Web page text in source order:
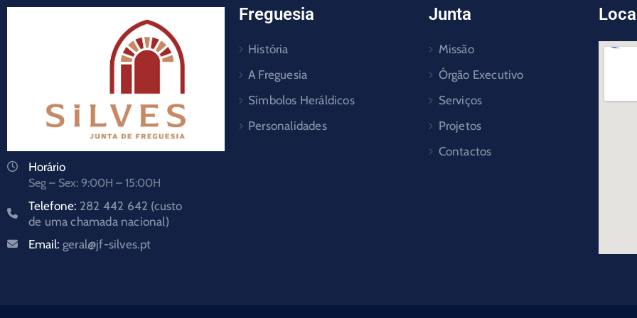
Horário
Seg – Sex: 9:00H – 15:00H
Telefone: 282 442 642 (custo
de uma chamada nacional)
Email: geral@jf-silves.pt
Freguesia
História
A Freguesia
Símbolos Heráldicos
Personalidades
Junta
Missão
Órgão Executivo
Serviços
Projetos
Contactos